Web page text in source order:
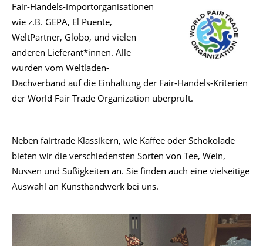
Fair-Handels-Importorganisationen
wie z.B. GEPA, El Puente,
WeltPartner, Globo, und vielen
anderen Lieferant*innen. Alle
wurden vom Weltladen-
Dachverband auf die Einhaltung der Fair-Handels-Kriterien
der World Fair Trade Organization überprüft.
Neben fairtrade Klassikern, wie Kaffee oder Schokolade
bieten wir die verschiedensten Sorten von Tee, Wein,
Nüssen und Süßigkeiten an. Sie finden auch eine vielseitige
Auswahl an Kunsthandwerk bei uns.